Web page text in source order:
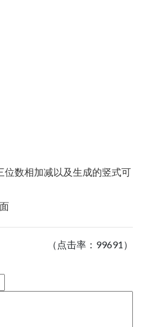
位数相加减以及生成的竖式可
（点击率：99691）